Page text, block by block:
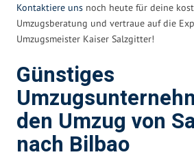
Kontaktiere uns noch heute für deine
Umzugsberatung und vertraue auf die
Umzugsmeister Kaiser Salzgitter!
Günstiges
den Umzug von
nach Bilbao